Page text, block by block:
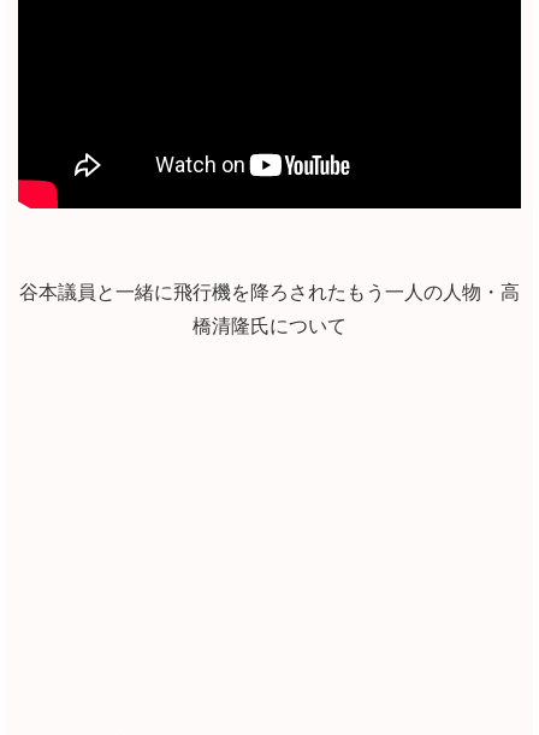
谷本議員と一緒に飛行機を降ろされたもう一人の人物・高
橋清隆氏について